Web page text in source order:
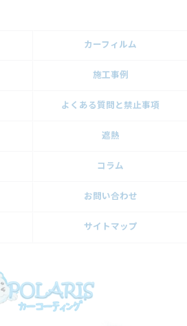
カーフィルム
施工事例
よくある質問と禁止事項
遮熱
コラム
お問い合わせ
サイトマップ